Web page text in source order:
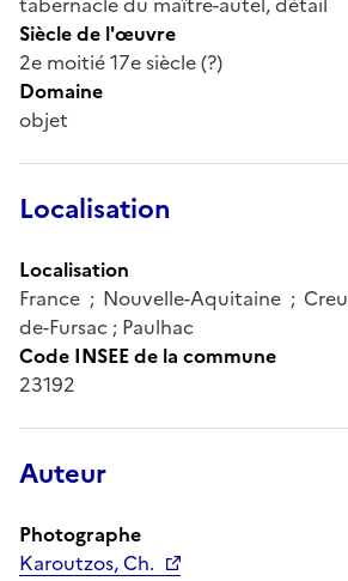
Siècle de l'œuvre
2e moitié 17e siècle (?)
Domaine
objet
Localisation
Localisation
France ; Nouvelle-Aquitaine ;
de-Fursac ; Paulhac
Code INSEE de la commune
23192
Auteur
Photographe
Karoutzos, Ch.